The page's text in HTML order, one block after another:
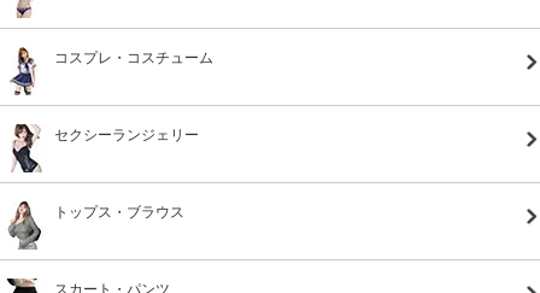
コスプレ・コスチューム
セクシーランジェリー
トップス・ブラウス